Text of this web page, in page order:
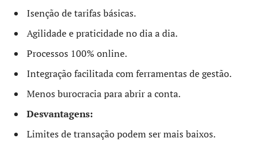
Isenção de tarifas básicas.
Agilidade e praticidade no dia a dia.
Processos 100% online.
Integração facilitada com ferramentas de gestão.
Menos burocracia para abrir a conta.
Desvantagens:
Limites de transação podem ser mais baixos.